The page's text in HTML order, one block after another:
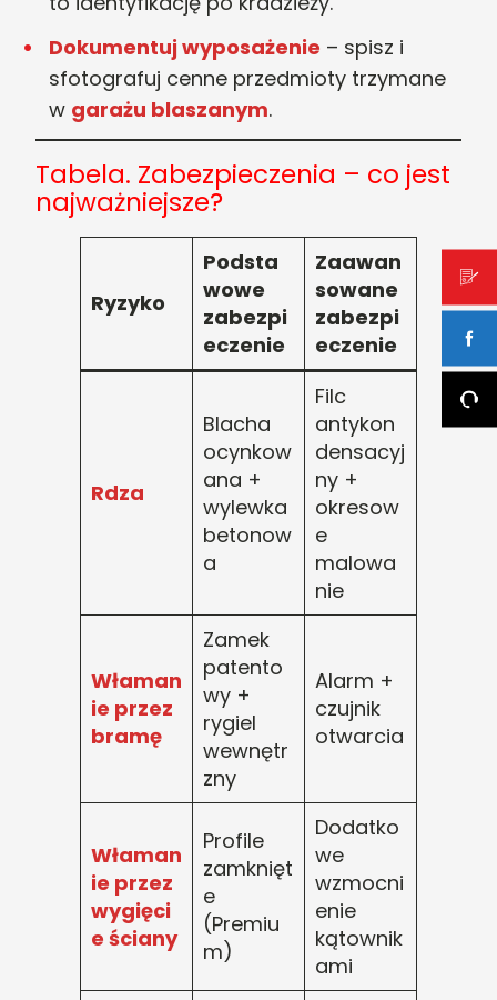
Dokumentuj wyposażenie – spisz i
sfotografuj cenne przedmioty trzymane
w garażu blaszanym.
Tabela. Zabezpieczenia – co jest
najważniejsze?
Ryzyko
Podsta
wowe
zabezpi
eczenie
Zaawan
sowane
zabezpi
eczenie
Rdza
Blacha
ocynkow
ana +
wylewka
betonow
a
Filc
antykon
densacyj
ny +
okresow
e
malowa
nie
Właman
ie przez
bramę
Zamek
patento
wy +
rygiel
wewnętr
zny
Alarm +
czujnik
otwarcia
Właman
ie przez
wygięci
e ściany
Profile
zamknięt
e
(Premiu
m)
Dodatko
we
wzmocni
enie
kątownik
ami